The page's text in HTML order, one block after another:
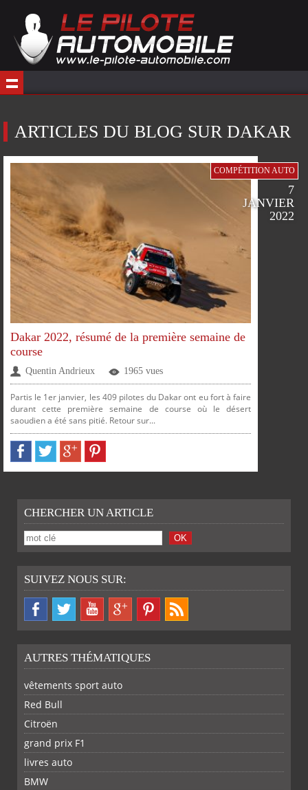
ARTICLES DU BLOG SUR DAKAR
COMPÉTITION AUTO
7
JANVIER
2022
Dakar 2022, résumé de la première semaine de
course
Quentin Andrieux 1965 vues
Partis le 1er janvier, les 409 pilotes du Dakar ont eu fort à faire
durant cette première semaine de course où le désert
saoudien a été sans pitié. Retour sur...
PARTAGERPARTAGER
CHERCHER UN ARTICLE
SUIVEZ NOUS SUR:
AUTRES THÉMATIQUES
vêtements sport auto
Red Bull
Citroën
grand prix F1
livres auto
BMW